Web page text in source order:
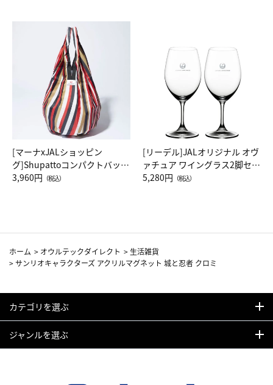
[マーナxJALショッピン
グ]Shupattoコンパクトバッグ
Drop JAL客室乗務員（LC）ス
3,960円 （税込）
[リーデル]JALオリジナル オヴ
ァチュア ワイングラス2脚セッ
ト（レッドワイン）
5,280円 （税込）
ホーム > オウルテックダイレクト > 生活雑貨
>サンリオキャラクターズ アクリルマグネット 城と忍者 クロミ
カテゴリを選ぶ
ジャンルを選ぶ